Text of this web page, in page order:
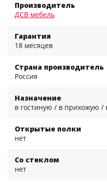
Производитель
ДСВ мебель
Гарантия
18 месяцев
Страна производитель
Россия
Назначение
в гостиную / в прихожую /
Открытые полки
нет
Со стеклом
нет